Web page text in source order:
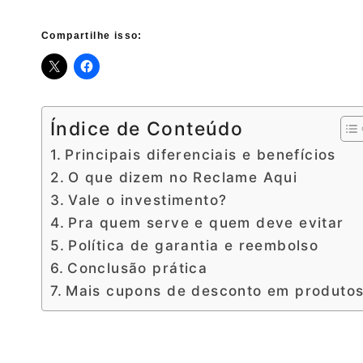
Compartilhe isso:
Índice de Conteúdo
Principais diferenciais e benefícios
O que dizem no Reclame Aqui
Vale o investimento?
Pra quem serve e quem deve evitar
Política de garantia e reembolso
Conclusão prática
Mais cupons de desconto em